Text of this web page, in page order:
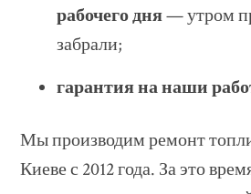
рабочего дня— утром
забрали;
гарантия на наши
Мы производим ремонт
Киеве с 2012 года. За это